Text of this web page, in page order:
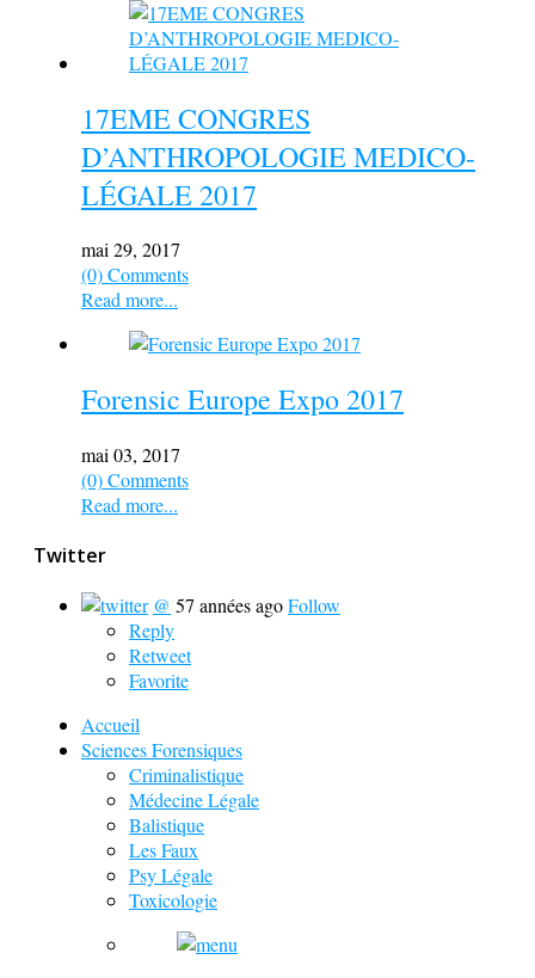
17EME CONGRES
D’ANTHROPOLOGIE MEDICO-
LÉGALE 2017
mai 29, 2017
(0) Comments
Read more...
Forensic Europe Expo 2017
mai 03, 2017
(0) Comments
Read more...
Twitter
@ 57 années agoFollow
Reply
Retweet
Favorite
Accueil
Sciences Forensiques
Criminalistique
Médecine Légale
Balistique
Les Faux
Psy Légale
Toxicologie